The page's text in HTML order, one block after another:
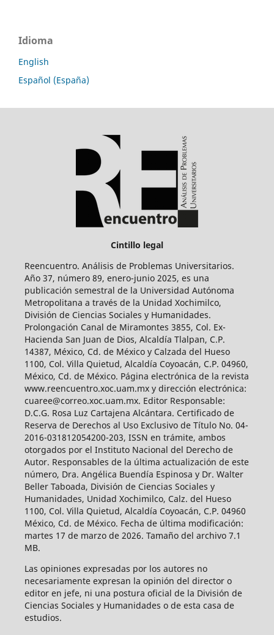
Idioma
English
Español (España)
Cintillo legal
Reencuentro. Análisis de Problemas Universitarios.
Año 37, número 89, enero-junio 2025, es una
publicación semestral de la Universidad Autónoma
Metropolitana a través de la Unidad Xochimilco,
División de Ciencias Sociales y Humanidades.
Prolongación Canal de Miramontes 3855, Col. Ex-
Hacienda San Juan de Dios, Alcaldía Tlalpan, C.P.
14387, México, Cd. de México y Calzada del Hueso
1100, Col. Villa Quietud, Alcaldía Coyoacán, C.P. 04960,
México, Cd. de México. Página electrónica de la revista
www.reencuentro.xoc.uam.mx y dirección electrónica:
cuaree@correo.xoc.uam.mx. Editor Responsable:
D.C.G. Rosa Luz Cartajena Alcántara. Certificado de
Reserva de Derechos al Uso Exclusivo de Título No. 04-
2016-031812054200-203, ISSN en trámite, ambos
otorgados por el Instituto Nacional del Derecho de
Autor. Responsables de la última actualización de este
número, Dra. Angélica Buendía Espinosa y Dr. Walter
Beller Taboada, División de Ciencias Sociales y
Humanidades, Unidad Xochimilco, Calz. del Hueso
1100, Col. Villa Quietud, Alcaldía Coyoacán, C.P. 04960
México, Cd. de México. Fecha de última modificación:
martes 17 de marzo de 2026. Tamaño del archivo 7.1
MB.
Las opiniones expresadas por los autores no
necesariamente expresan la opinión del director o
editor en jefe, ni una postura oficial de la División de
Ciencias Sociales y Humanidades o de esta casa de
estudios.